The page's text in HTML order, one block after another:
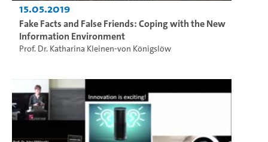
15.05.2019
Fake Facts and False Friends: Coping with the New
Information Environment
Prof. Dr. Katharina Kleinen-von Königslöw